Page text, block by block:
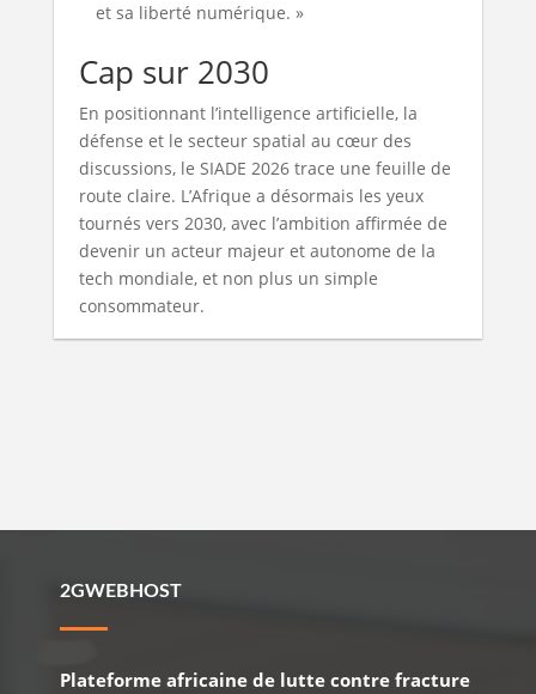
et sa liberté numérique. »
Cap sur 2030
En positionnant l’intelligence artificielle, la
défense et le secteur spatial au cœur des
discussions, le SIADE 2026 trace une feuille de
route claire. L’Afrique a désormais les yeux
tournés vers 2030, avec l’ambition affirmée de
devenir un acteur majeur et autonome de la
tech mondiale, et non plus un simple
consommateur.
2GWEBHOST
Plateforme africaine de lutte contre fracture